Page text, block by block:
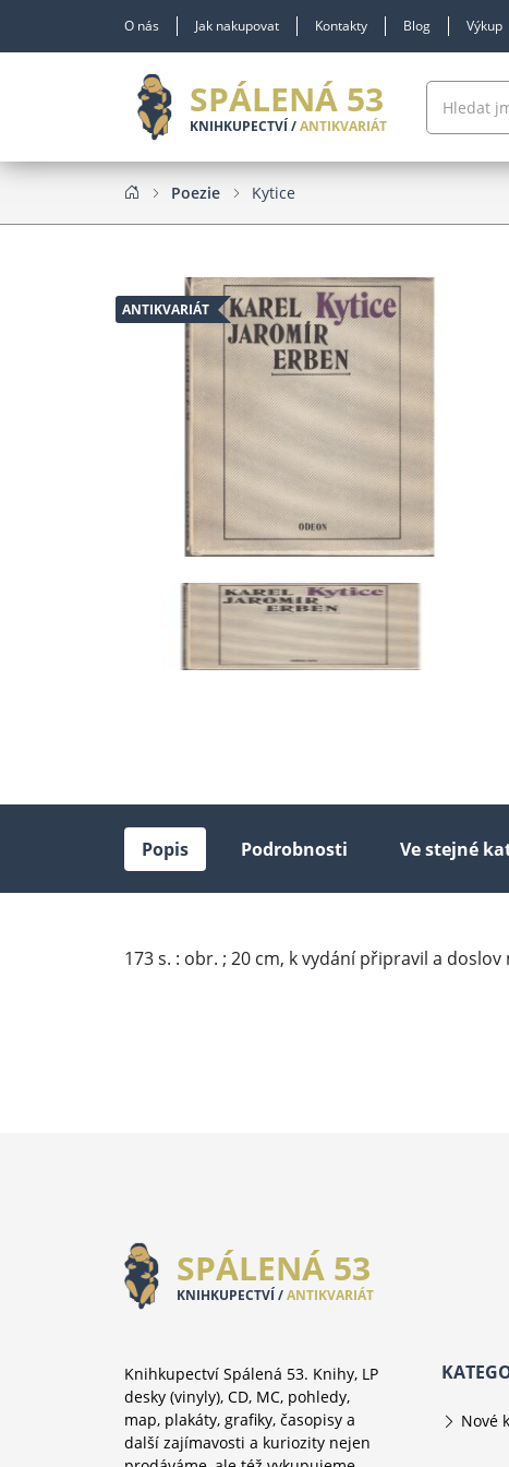
O nás Jak nakupovat Kontakty Blog Výkup
SPÁLENÁ 53
KNIHKUPECTVÍ /ANTIKVARIÁT
Poezie Kytice
ANTIKVARIÁT
Popis Podrobnosti Ve stejné
173 s. : obr. ; 20 cm, k vydání připravil a
SPÁLENÁ 53
KNIHKUPECTVÍ /ANTIKVARIÁT
Knihkupectví Spálená 53. Knihy, LP
desky (vinyly), CD, MC, pohledy,
map, plakáty, grafiky, časopisy a
další zajímavosti a kuriozity nejen
Nové